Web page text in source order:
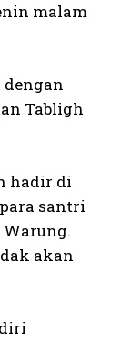
malam
Tabligh
hadir di
santri
akan